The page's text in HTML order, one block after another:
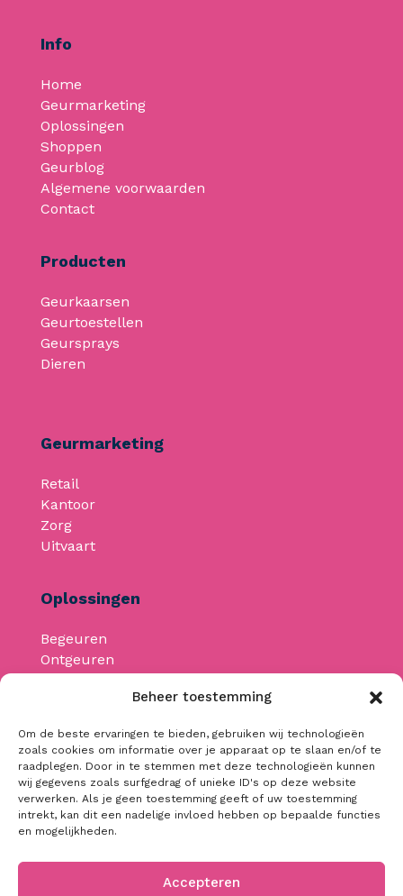
Beheer toestemming
Om de beste ervaringen te bieden, gebruiken wij technologieën
zoals cookies om informatie over je apparaat op te slaan en/of te
raadplegen. Door in te stemmen met deze technologieën kunnen
wij gegevens zoals surfgedrag of unieke ID's op deze website
verwerken. Als je geen toestemming geeft of uw toestemming
intrekt, kan dit een nadelige invloed hebben op bepaalde functies
en mogelijkheden.
Accepteren
Info
Home
Geurmarketing
Oplossingen
Shoppen
Geurblog
Algemene voorwaarden
Contact
Producten
Geurkaarsen
Geurtoestellen
Geursprays
Dieren
Geurmarketing
Retail
Kantoor
Zorg
Uitvaart
Oplossingen
Begeuren
Ontgeuren
Neem contact op
info@begeuren.be
+32 476 32 53 44